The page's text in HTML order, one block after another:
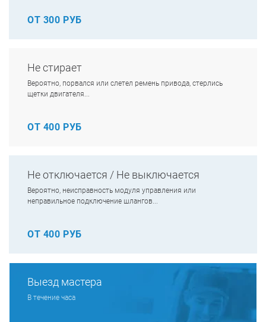
ОТ 300 РУБ
Не стирает
Вероятно, порвался или слетел ремень привода, стерлись
щетки двигателя...
ОТ 400 РУБ
Не отключается / Не выключается
Вероятно, неисправность модуля управления или
неправильное подключение шлангов...
ОТ 400 РУБ
Выезд мастера
В течение часа